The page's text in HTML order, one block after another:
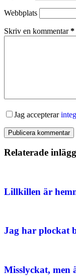
Webbplats
Skriv en kommentar*
Jag accepterar
Publicera kommentar
Relaterade inlägg
Lillkillen är
Jag har plockat
Misslyckat, men